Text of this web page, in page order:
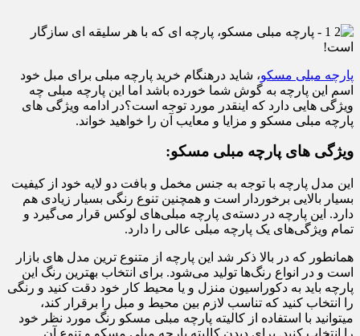
پارچه مبلی مسکو، شاید درهنگام خرید پارچه مبلی برای مبل خود
اسم این پارچه به گوش شما خورده باشد اما این پارچه مبلی چه
ویژگی هایی دارد که اینقدر مورد توجه است؟در ادامه ویژگی های
پارچه مبلی مسکو و مزایا و معایب آن را خواهید خواند.
ویژگی های پارچه مبلی مسکو:
این مدل پارچه با توجه به جنس مخمل و بافت دو لایه خود از کیفیت
بسیار بالایی برخوردار است و همچنین تنوع رنگی بسیار زیادی هم
دارد. این پارچه در دسته‌ی پارچه مبلی‌های لوکس قرار می‌گیرد و
تمام ویژگی‌های یک پارچه مبلی عالی را دارد.
همانطور که در بالا ذکر شد این پارچه از متنوع ترین مدل های بازار
است و در انواع رنگ‌ها تولید می‌شود. برای انتخاب بهترین رنگ این
پارچه باید به دکوراسیون منزل و یا محیط کار خود دقت کنید و رنگی
را انتخاب کنید که تناسب لازم بین محیط و مبل را برقرار کند،
میتوانید با استفاده از کالیته پارچه مبلی مسکو رنگ مورد نظر خود
را انتخاب کنید. برای دیدن کالیته پارچه مبلی مسکو و تنوع آن